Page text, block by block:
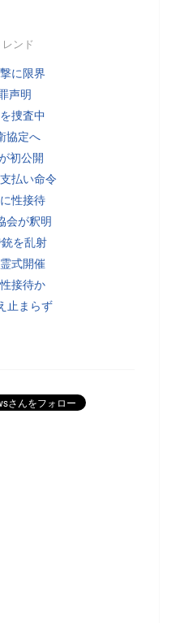
レンド
に限界
声明
捜査中
協定へ
初公開
払い命令
性接待
会が釈明
を乱射
式開催
接待か
止まらず